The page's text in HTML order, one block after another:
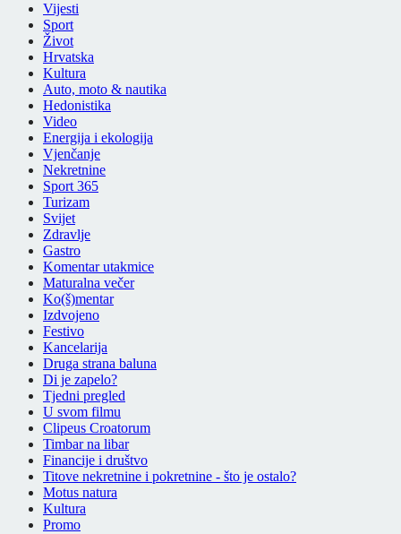
Vijesti
Sport
Život
Hrvatska
Kultura
Auto, moto & nautika
Hedonistika
Video
Energija i ekologija
Vjenčanje
Nekretnine
Sport 365
Turizam
Svijet
Zdravlje
Gastro
Komentar utakmice
Maturalna večer
Ko(š)mentar
Izdvojeno
Festivo
Kancelarija
Druga strana baluna
Di je zapelo?
Tjedni pregled
U svom filmu
Clipeus Croatorum
Timbar na libar
Financije i društvo
Titove nekretnine i pokretnine - što je ostalo?
Motus natura
Kultura
Promo